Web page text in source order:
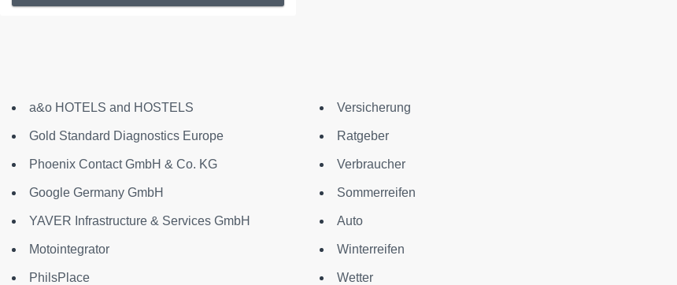
a&o HOTELS and HOSTELS
Gold Standard Diagnostics Europe
Phoenix Contact GmbH & Co. KG
Google Germany GmbH
YAVER Infrastructure & Services GmbH
Motointegrator
PhilsPlace
Versicherung
Ratgeber
Verbraucher
Sommerreifen
Auto
Winterreifen
Wetter